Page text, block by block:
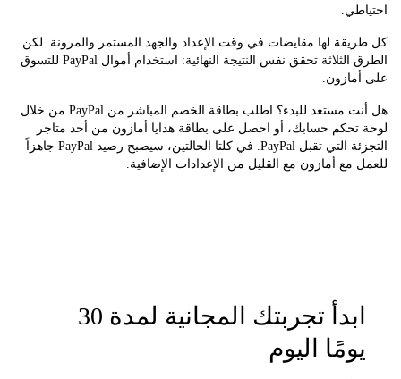
لها مقايضات في وقت الإعداد والجهد المستمر والمرونة. لكن
الطرق الثلاثة تحقق نفس النتيجة النهائية: استخدام أموال PayPal للتسوق
هل أنت مستعد للبدء؟ اطلب بطاقة الخصم المباشر من PayPal من خلال
حسابك، أو احصل على بطاقة هدايا أمازون من أحد متاجر
التجزئة التي تقبل PayPal. في كلتا الحالتين، سيصبح رصيد PayPal جاهزاً
مع أمازون مع القليل من الإعدادات الإضافية.
ابدأ تجربتك المجانية لمدة 30
اليوم